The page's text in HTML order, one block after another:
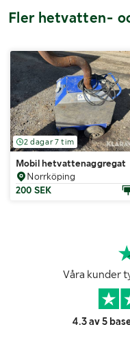
Fler hetvatten-
2 dagar 7 tim
Mobil hetvattenaggregat
Norrköping
200 SEK
Våra kunder
4.3 av 5